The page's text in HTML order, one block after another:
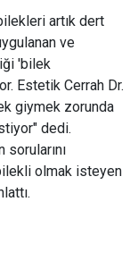
artık dert
ve
'bilek
Estetik Cerrah Dr.
giymek zorunda
dedi.
bilekli olmak isteyen